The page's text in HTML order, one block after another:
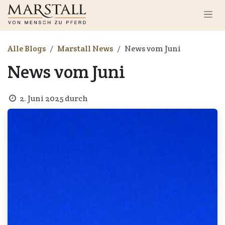
Zum Inhalt springen
Alle Blogs Marstall News News vom Juni
News vom Juni
2. Juni 2025 durch